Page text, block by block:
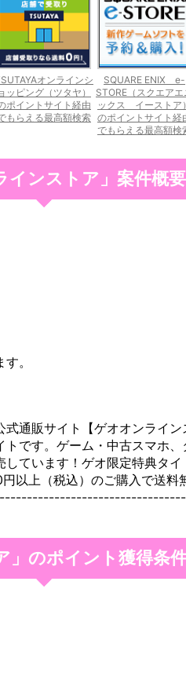
オンラインシ
ョッピング（ツタヤ）
ポイントサイト経由
もらえる最高額検索
SQUARE ENIX e-
STORE（スクエアエ
ックス イーストア）
のポイントサイト経
でもらえる最高額検
インストア」案件概要
。
通販サイト【ゲオオンライ
です。ゲーム・中古スマホ
ています！ゲオ限定特典タ
以上（税込）のご購入で送料
！
」のポイント獲得条